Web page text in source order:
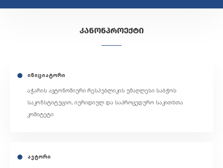
ᲙᲐᲜᲝᲜᲞᲠᲝᲔᲥᲢᲘ
ინიციატორი
აჭარის ავტონომიური რესპუბლიკის უმაღლესი საბჭოს
საკონსტიტუციო, იურიდიულ და საპროცედურო საკითხთა
კომიტეტი
ავტორი